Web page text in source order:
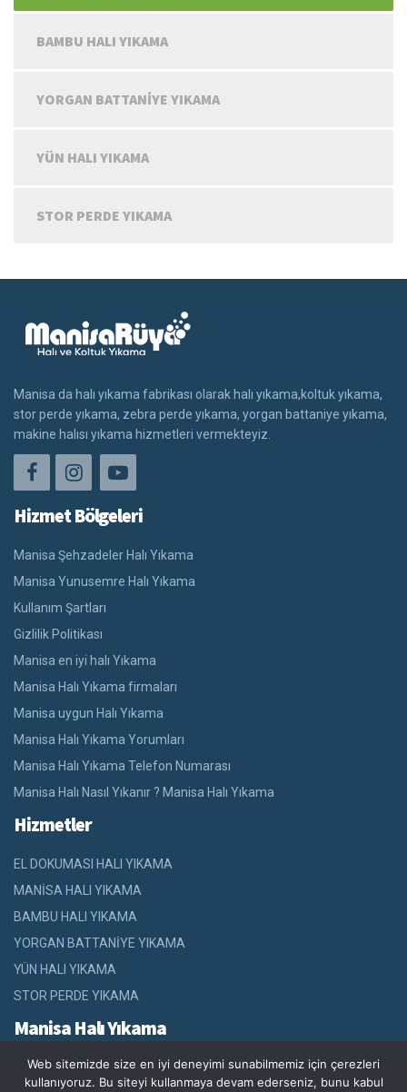
BAMBU HALI YIKAMA
YORGAN BATTANİYE YIKAMA
YÜN HALI YIKAMA
STOR PERDE YIKAMA
Manisa da halı yıkama fabrikası olarak halı yıkama,koltuk yıkama,
stor perde yıkama, zebra perde yıkama, yorgan battaniye yıkama,
makine halısı yıkama hizmetleri vermekteyiz.
Hizmet Bölgeleri
Manisa Şehzadeler Halı Yıkama
Manisa Yunusemre Halı Yıkama
Kullanım Şartları
Gizlilik Politikası
Manisa en iyi halı Yıkama
Manisa Halı Yıkama firmaları
Manisa uygun Halı Yıkama
Manisa Halı Yıkama Yorumları
Manisa Halı Yıkama Telefon Numarası
Manisa Halı Nasıl Yıkanır ? Manisa Halı Yıkama
Hizmetler
EL DOKUMASI HALI YIKAMA
MANİSA HALI YIKAMA
BAMBU HALI YIKAMA
YORGAN BATTANİYE YIKAMA
YÜN HALI YIKAMA
STOR PERDE YIKAMA
Manisa Halı Yıkama
Manisa da halı yıkama fabrikası olarak halı yıkama,koltuk yıkama,
stor perde yıkama, zebra perde yıkama, yorgan battaniye yıkama,
Web sitemizde size en iyi deneyimi sunabilmemiz için çerezleri
kullanıyoruz. Bu siteyi kullanmaya devam ederseniz, bunu kabul